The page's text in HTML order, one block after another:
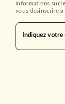
informations sur
vous désinscrire
Indiquez votre